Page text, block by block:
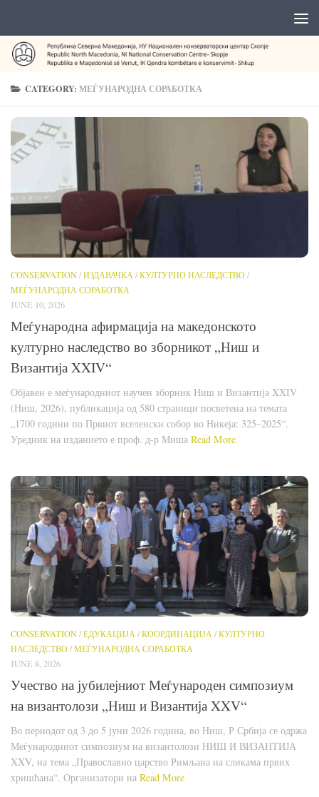
CATEGORY:МЕЃУНАРОДНА СОРАБОТКА
CONSERVATION/ИЗДАВАЧКА /КУЛТУРНО НАСЛЕДСТВО/
МЕЃУНАРОДНА СОРАБОТКА
JUNE 10, 2026
Меѓународна афирмација на македонското
културно наследство во зборникот „Ниш и
Византија XXIV“
Објавен е меѓународниот научен зборник Ниш и Византија XXIV
(Ниш, 2026), публикација од 580 страници посветена на темата
„1700 години по Првиот вселенски собор во Никеја: 325–2025“.
Уредник на изданието е проф. д-р Миша Read More
CONSERVATION/ЕДУКАЦИЈА /КООРДИНАЦИЈА /КУЛТУРНО
НАСЛЕДСТВО/МЕЃУНАРОДНА СОРАБОТКА
JUNE 8, 2026
Учество на јубилејниот Меѓународен симпозиум
на византолози „Ниш и Византија XXV“
Во периодот од 3 до 5 јуни 2026 година, во Ниш, Р Србија се одржа
Меѓународниот симпозиум на византолози НИШ И ВИЗАНТИЈА
XXV, на тема „Православно царство Римљана на сликама првих
хришћана“. Организатори на Read More